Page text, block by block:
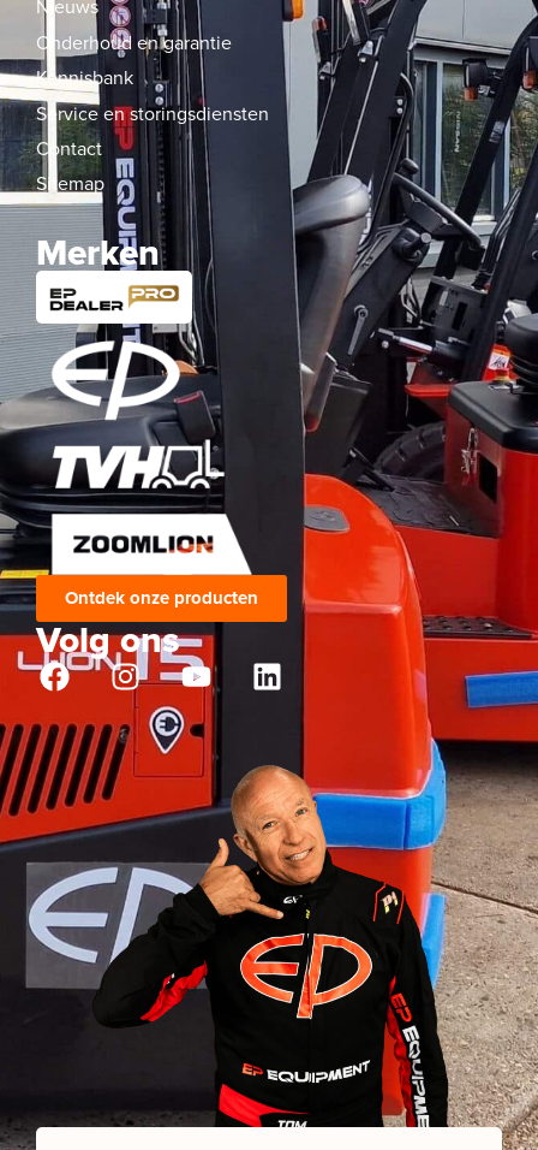
Nieuws
Onderhoud en garantie
Kennisbank
Service en storingsdiensten
Contact
Sitemap
Merken
Ontdek onze producten
Volg ons